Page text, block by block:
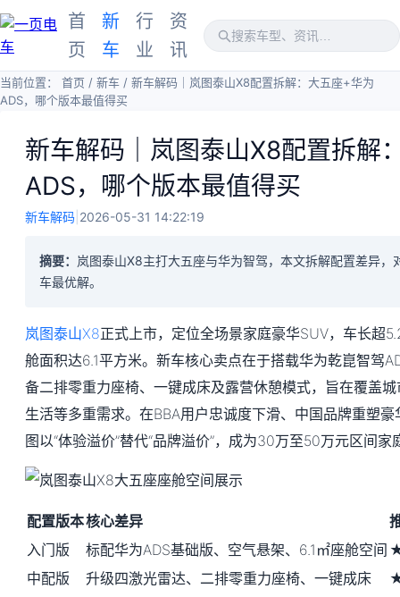
首
页
新
车
行
业
资
讯
当前位置： 首页 / 新车 / 新车解码｜岚图泰山X8配置拆解：大五座+华为
ADS，哪个版本最值得买
新车解码｜岚图泰山X8配置拆解
ADS，哪个版本最值得买
新车解码 2026-05-31 14:22:19
摘要： 岚图泰山X8主打大五座与华为智驾，本文拆解配置差异，
车最优解。
岚图泰山X8正式上市，定位全场景家庭豪华SUV，车长超
舱面积达6.1平方米。新车核心卖点在于搭载华为乾崑智驾
备二排零重力座椅、一键成床及露营休憩模式，旨在覆盖
生活等多重需求。在BBA用户忠诚度下滑、中国品牌重塑
图以“体验溢价”替代“品牌溢价”，成为30万至50万元区间
配置版本核心差异
入门版
标配华为ADS基础版、空气悬架、6.1㎡座舱空间
中配版
升级四激光雷达、二排零重力座椅、一键成床